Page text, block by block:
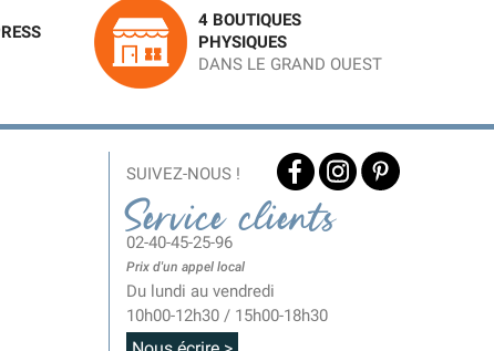
4 BOUTIQUES
PHYSIQUES
DANS LE GRAND OUEST
SUIVEZ-NOUS !
Service clients
02-40-45-25-96
Prix d'un appel local
Du lundi au vendredi
10h00-12h30 / 15h00-18h30